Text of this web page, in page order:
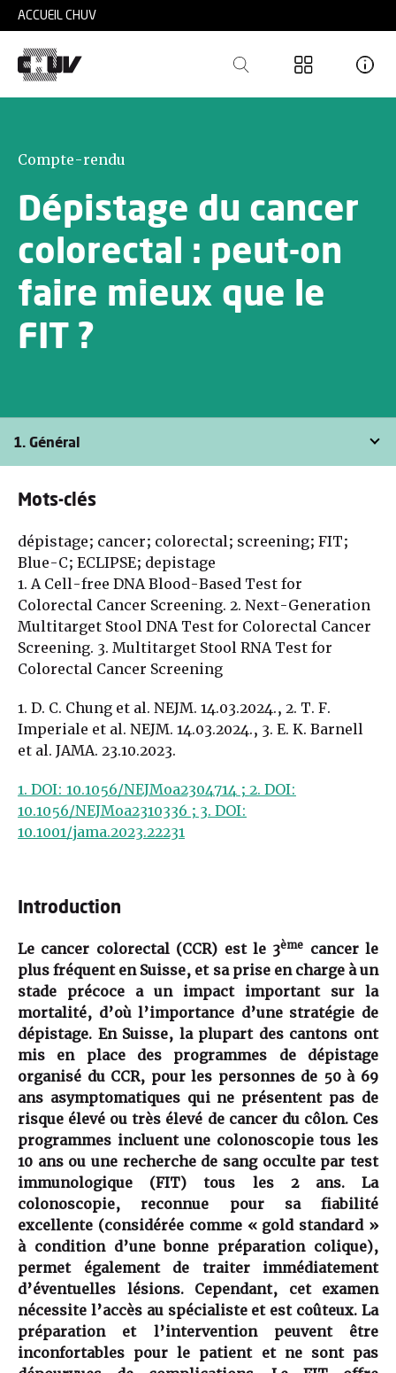
Skip to main content
ACCUEIL CHUV
Compte-rendu
Dépistage du cancer
colorectal : peut-on
faire mieux que le
FIT ?
1. Général
Mots-clés
dépistage; cancer; colorectal; screening; FIT;
Blue-C; ECLIPSE; depistage
1. A Cell-free DNA Blood-Based Test for
Colorectal Cancer Screening. 2. Next-Generation
Multitarget Stool DNA Test for Colorectal Cancer
Screening. 3. Multitarget Stool RNA Test for
Colorectal Cancer Screening
1. D. C. Chung et al. NEJM. 14.03.2024., 2. T. F.
Imperiale et al. NEJM. 14.03.2024., 3. E. K. Barnell
et al. JAMA. 23.10.2023.
1. DOI: 10.1056/NEJMoa2304714 ; 2. DOI:
10.1056/NEJMoa2310336 ; 3. DOI:
10.1001/jama.2023.22231
Introduction
Le cancer colorectal (CCR) est le 3ème cancer le
plus fréquent en Suisse, et sa prise en charge à un
stade précoce a un impact important sur la
mortalité, d’où l’importance d’une stratégie de
dépistage. En Suisse, la plupart des cantons ont
mis en place des programmes de dépistage
organisé du CCR, pour les personnes de 50 à 69
ans asymptomatiques qui ne présentent pas de
risque élevé ou très élevé de cancer du côlon. Ces
programmes incluent une colonoscopie tous les
10 ans ou une recherche de sang occulte par test
immunologique (FIT) tous les 2 ans.
La
colonoscopie, reconnue pour sa fiabilité
excellente (considérée comme « gold standard »
à condition d’une bonne préparation colique),
permet également de traiter immédiatement
d’éventuelles lésions. Cependant, cet examen
nécessite l’accès au spécialiste et est coûteux. La
préparation et l’intervention peuvent être
inconfortables pour le patient et ne sont pas